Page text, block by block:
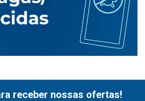
receber nossas ofertas!